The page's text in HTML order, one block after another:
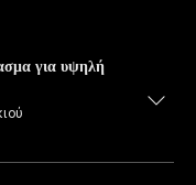
για υψηλή